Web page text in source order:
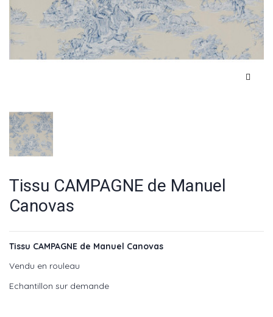
Tissu CAMPAGNE de Manuel
Canovas
Tissu CAMPAGNE de Manuel Canovas
Vendu en rouleau
Echantillon sur demande